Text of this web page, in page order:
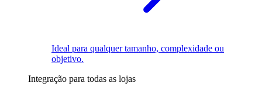
Ideal para qualquer tamanho, complexidade ou
objetivo.
Integração para todas as lojas